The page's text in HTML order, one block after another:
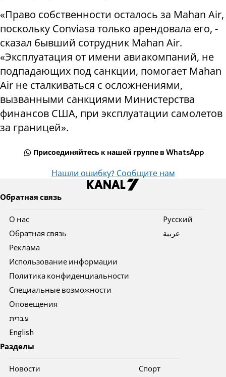
«Право собственности осталось за Mahan Air,
поскольку Conviasa только арендовала его, -
сказал бывший сотрудник Mahan Air.
«Эксплуатация от имени авиакомпаний, не
подпадающих под санкции, помогает Mahan
Air не сталкиваться с осложнениями,
вызванными санкциями Министерства
финансов США, при эксплуатации самолетов
за границей».
Присоединяйтесь к нашей группе в WhatsApp
Нашли ошибку? Сообщите нам
Обратная связь
О нас
Обратная связь
Реклама
Использование информации
Политика конфиденциальности
Специальные возможности
Оповещения
עברית
English
Pусский
عربية
Разделы
Новости Спорт